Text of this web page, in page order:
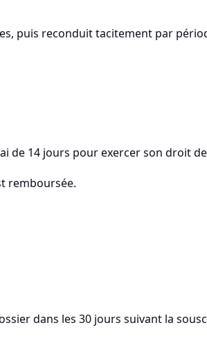
puis reconduit tacitement par
de 14 jours pour exercer son droit
remboursée.
dans les 30 jours suivant la